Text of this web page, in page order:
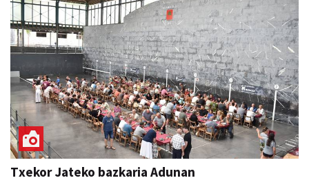
Txekor Jateko bazkaria Adunan